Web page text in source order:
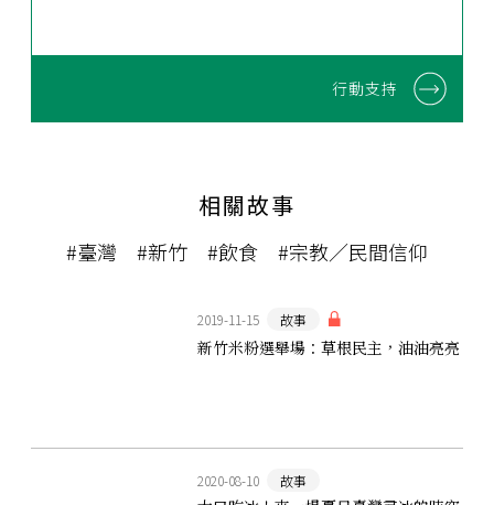
行動支持
相關故事
#臺灣 #新竹 #飲食 #宗教／民間信仰
2019-11-15 故事
新竹米粉選舉場：草根民主，油油亮亮
2020-08-10 故事